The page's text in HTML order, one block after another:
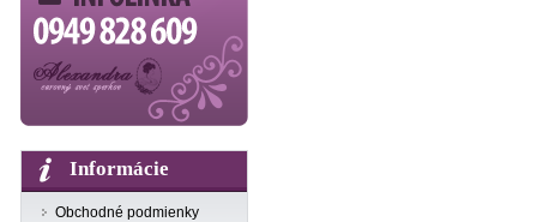
Informácie
Obchodné podmienky